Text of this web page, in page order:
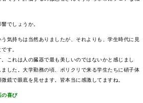
でしょうか。
気持ちは当然ありましたが、それよりも、学生時代に見
す。
これは人の臓器で最も美しいのではないかと感じまし
した。大学勤務の頃、ポリクリで来る学生たちに硝子体
鏡で眼底を見せます。皆本当に感激してますね。
の喜び